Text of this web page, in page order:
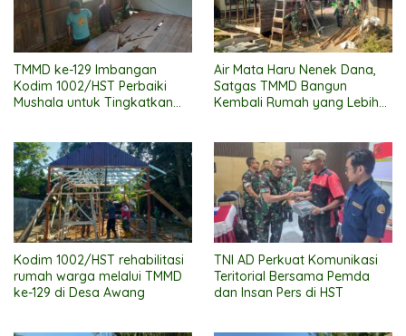
TMMD ke-129 Imbangan
Kodim 1002/HST Perbaiki
Mushala untuk Tingkatkan
Air Mata Haru Nenek Dana,
Satgas TMMD Bangun
Kembali Rumah yang Lebih
Kodim 1002/HST rehabilitasi
rumah warga melalui TMMD
ke-129 di Desa Awang
TNI AD Perkuat Komunikasi
Teritorial Bersama Pemda
dan Insan Pers di HST